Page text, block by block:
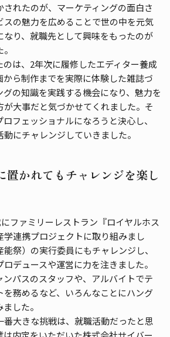
れたのが、マーケティングの面白さ
スの魅力を広めることで世の中を元気
なり、就職先として興味をもったのが
は、2年次に履修したエディター養成
ら制作までを実際に体験した雑誌づ
グの知識を実践する機会になり、魅力を
大事だと気づかせてくれました。そ
フェッショナルになろうと決心し、
にチャレンジしていきました。
置かれてもチャレンジを楽し
ファミリーレストラン『ロイヤルホス
学連携プロジェクトに取り組みまし
祭）の実行委員にもチャレンジし、
デュースや運営に力を注きました。
パスのスタッフや、アルバイトでテ
を務めるなど、いろんなことにハング
した。
番大きな挑戦は、就職活動だったと思